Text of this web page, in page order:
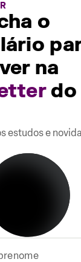
o
na
do
estudos e